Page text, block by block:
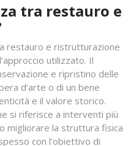
tra restauro e
restauro e ristrutturazione
utilizzato. Il
e ripristino delle
d’arte o di un bene
e il valore storico.
si riferisce a interventi più
migliorare la struttura fisica
con l’obiettivo di